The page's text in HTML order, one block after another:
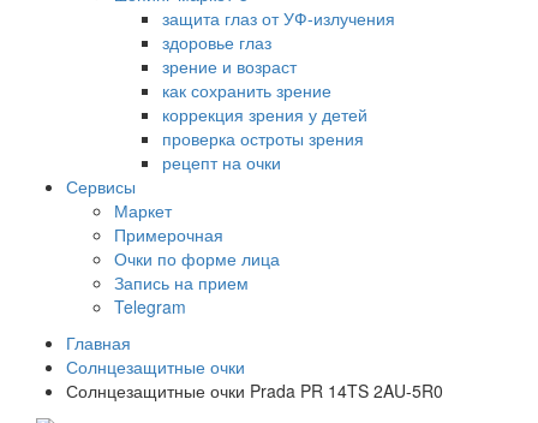
защита глаз от УФ-излучения
здоровье глаз
зрение и возраст
как сохранить зрение
коррекция зрения у детей
проверка остроты зрения
рецепт на очки
Сервисы
Маркет
Примерочная
Очки по форме лица
Запись на прием
Telegram
Главная
Солнцезащитные очки
Солнцезащитные очки Prada PR 14TS 2AU-5R0